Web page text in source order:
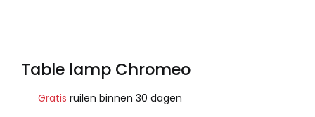
Table lamp Chromeo
Gratis ruilen binnen 30 dagen